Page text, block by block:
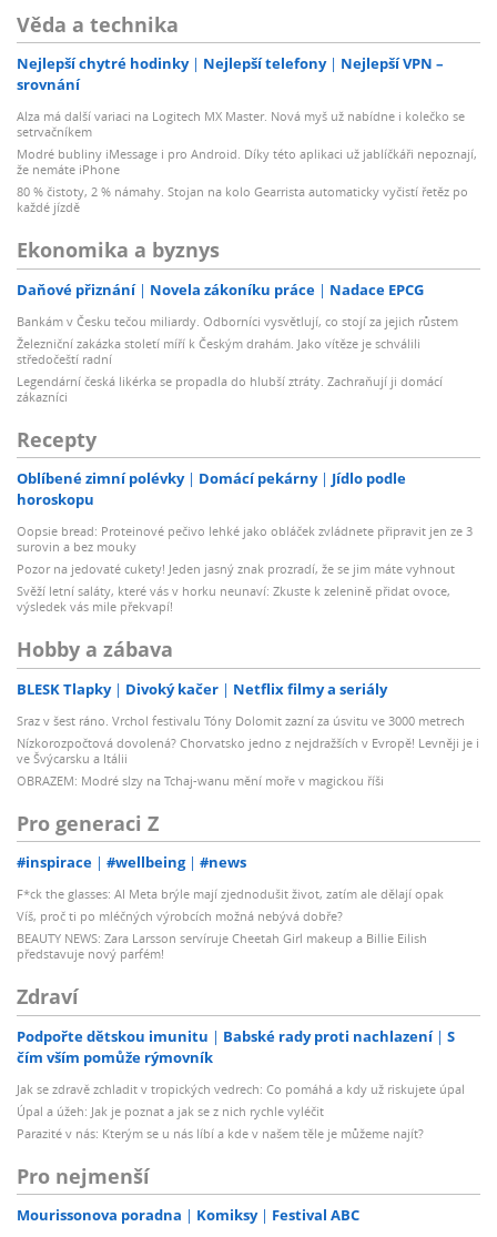
Věda a technika
Nejlepší chytré hodinky Nejlepší telefony
Nejlepší VPN –
srovnání
Alza má další variaci na Logitech MX Master. Nová myš už nabídne i kolečko se
setrvačníkem
Modré bubliny iMessage i pro Android. Díky této aplikaci už jablíčkáři nepoznají,
že nemáte iPhone
80 % čistoty, 2 % námahy. Stojan na kolo Gearrista automaticky vyčistí řetěz po
každé jízdě
Ekonomika a byznys
Daňové přiznání Novela zákoníku práce Nadace EPCG
Bankám v Česku tečou miliardy. Odborníci vysvětlují, co stojí za jejich růstem
Železniční zakázka století míří k Českým drahám. Jako vítěze je schválili
středočeští radní
Legendární česká likérka se propadla do hlubší ztráty. Zachraňují ji domácí
zákazníci
Recepty
Oblíbené zimní polévky Domácí pekárny
Jídlo podle
horoskopu
Oopsie bread: Proteinové pečivo lehké jako obláček zvládnete připravit jen ze 3
surovin a bez mouky
Pozor na jedovaté cukety! Jeden jasný znak prozradí, že se jim máte vyhnout
Svěží letní saláty, které vás v horku neunaví: Zkuste k zelenině přidat ovoce,
výsledek vás mile překvapí!
Hobby a zábava
BLESK Tlapky Divoký kačer Netflix filmy a seriály
Sraz v šest ráno. Vrchol festivalu Tóny Dolomit zazní za úsvitu ve 3000 metrech
Nízkorozpočtová dovolená? Chorvatsko jedno z nejdražších v Evropě! Levněji je i
ve Švýcarsku a Itálii
OBRAZEM: Modré slzy na Tchaj-wanu mění moře v magickou říši
Pro generaci Z
#inspirace #wellbeing #news
F*ck the glasses: AI Meta brýle mají zjednodušit život, zatím ale dělají opak
Víš, proč ti po mléčných výrobcích možná nebývá dobře?
BEAUTY NEWS: Zara Larsson servíruje Cheetah Girl makeup a Billie Eilish
představuje nový parfém!
Zdraví
Podpořte dětskou imunitu Babské rady proti nachlazení
S
čím vším pomůže rýmovník
Jak se zdravě zchladit v tropických vedrech: Co pomáhá a kdy už riskujete úpal
Úpal a úžeh: Jak je poznat a jak se z nich rychle vyléčit
Parazité v nás: Kterým se u nás líbí a kde v našem těle je můžeme najít?
Pro nejmenší
Mourissonova poradna Komiksy Festival ABC